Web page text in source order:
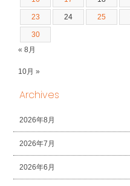
23 24 25
30
« 8月
10月 »
Archives
2026年8月
2026年7月
2026年6月